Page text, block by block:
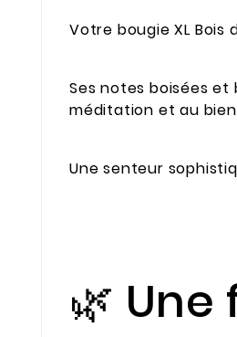
Votre bougie XL
Ses notes boisées
méditation et au
Une senteur
🌿